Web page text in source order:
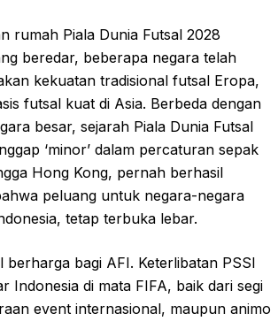
rumah Piala Dunia Futsal 2028
beredar, beberapa negara telah
kekuatan tradisional futsal Eropa,
futsal kuat di Asia. Berbeda dengan
besar, sejarah Piala Dunia Futsal
‘minor’ dalam percaturan sepak
Hong Kong, pernah berhasil
peluang untuk negara-negara
tetap terbuka lebar.
berharga bagi AFI. Keterlibatan PSSI
Indonesia di mata FIFA, baik dari segi
event internasional, maupun animo